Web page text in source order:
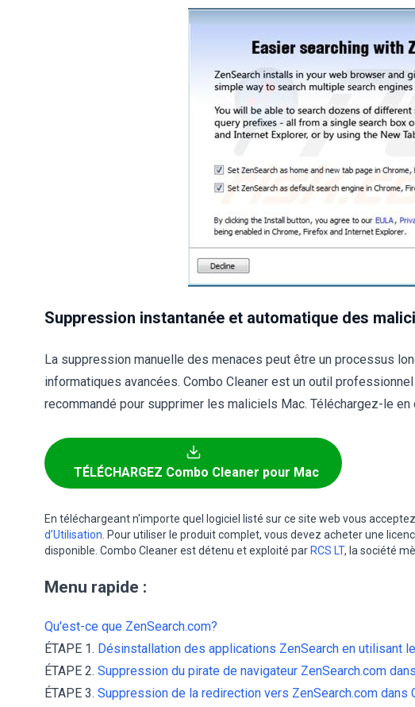
Suppression instantanée et automatique des
La suppression manuelle des menaces peut être un processus
informatiques avancées. Combo Cleaner est un outil
recommandé pour supprimer les maliciels Mac. Téléchargez-le
TÉLÉCHARGEZ Combo Cleaner pour Mac
En téléchargeant n'importe quel logiciel listé sur ce site web vous
d’Utilisation . Pour utiliser le produit complet, vous devez acheter une
disponible. Combo Cleaner est détenu et exploité par RCS LT, la société
Menu rapide :
Qu'est-ce que ZenSearch.com?
ÉTAPE 1. Désinstallation des applications ZenSearch en utilisant
ÉTAPE 2. Suppression du pirate de navigateur ZenSearch.com
ÉTAPE 3. Suppression de la redirection vers ZenSearch.com dans